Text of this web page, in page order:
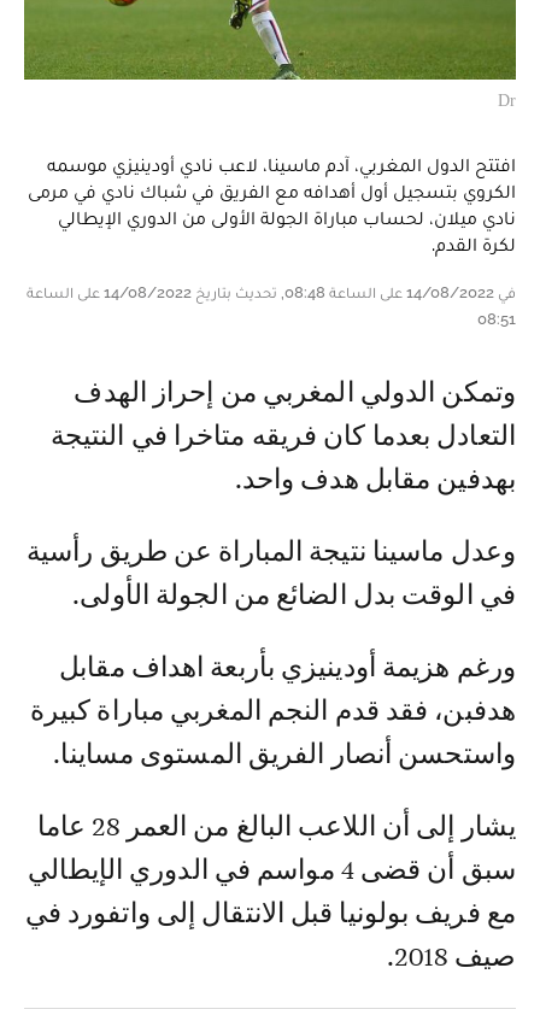
Dr
افتتح الدول المغربي، آدم ماسينا، لاعب نادي أودينيزي موسمه
الكروي بتسجيل أول أهدافه مع الفريق في شباك نادي في مرمى
نادي ميلان، لحساب مباراة الجولة الأولى من الدوري الإيطالي
لكرة القدم.
في 14/08/2022 على الساعة 08:48, تحديث بتاريخ 14/08/2022 على الساعة
08:51
وتمكن الدولي المغربي من إحراز الهدف
التعادل بعدما كان فريقه متاخرا في النتيجة
بهدفين مقابل هدف واحد.
وعدل ماسينا نتيجة المباراة عن طريق رأسية
في الوقت بدل الضائع من الجولة الأولى.
ورغم هزيمة أودينيزي بأربعة اهداف مقابل
هدفبن، فقد قدم النجم المغربي مباراة كبيرة
واستحسن أنصار الفريق المستوى مساينا.
يشار إلى أن اللاعب البالغ من العمر 28 عاما
سبق أن قضى 4 مواسم في الدوري الإيطالي
مع فريف بولونيا قبل الانتقال إلى واتفورد في
صيف 2018.